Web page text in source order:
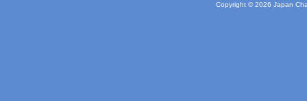
Copyright ©2026 Japan